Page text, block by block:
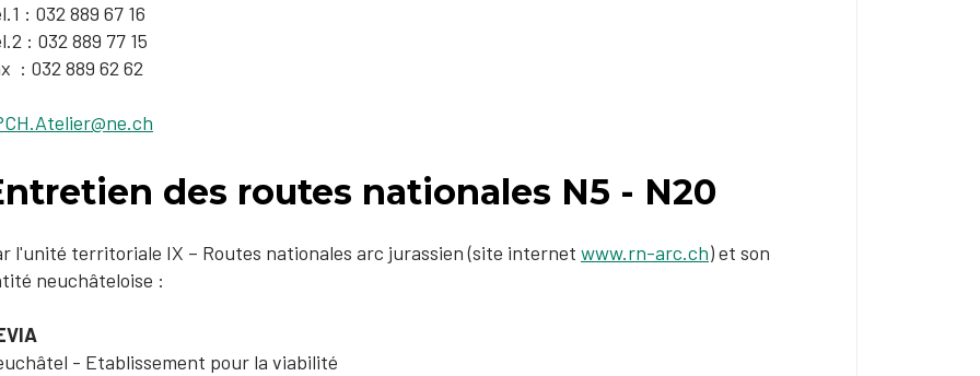
: 032 889 67 16
: 032 889 77 15
: 032 889 62 62
des routes nationales N5 - N20
l'unité territoriale IX – Routes nationales arc jurassien (site internet www.rn-arc.ch) et son
neuchâteloise :
- Etablissement pour la viabilité